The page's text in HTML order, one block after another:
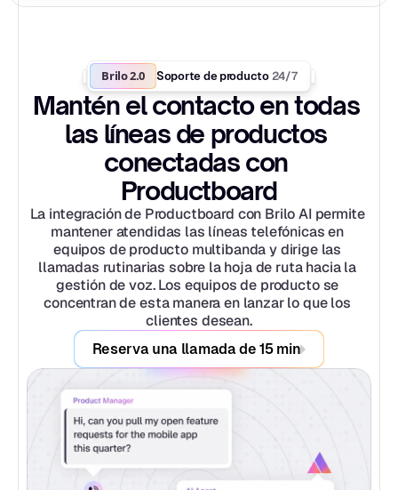
Brilo 2.0 Soporte de producto 24/7
Mantén el contacto en todas
las líneas de productos
conectadas con
Productboard
La integración de Productboard con Brilo AI permite
mantener atendidas las líneas telefónicas en
equipos de producto multibanda y dirige las
llamadas rutinarias sobre la hoja de ruta hacia la
gestión de voz. Los equipos de producto se
concentran de esta manera en lanzar lo que los
clientes desean.
Reserva una llamada de 15 min